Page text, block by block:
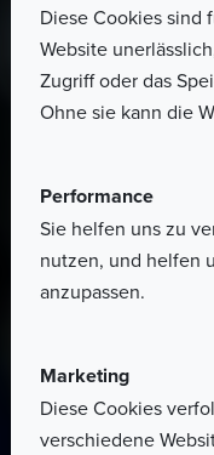
Diese Cookies sind
Website
Zugriff oder das
Ohne sie kann die
Performance
Sie helfen uns zu
nutzen, und helfen
anzupassen.
Marketing
Diese Cookies
verschiedene